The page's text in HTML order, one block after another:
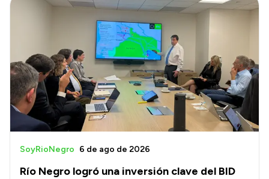
Río Negro logró una inversión clave del BID
SoyRioNegro 6 de ago de 2026